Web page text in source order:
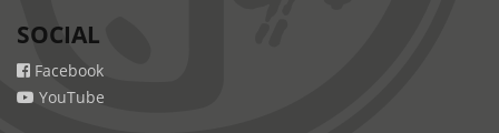
SOCIAL
Facebook
YouTube